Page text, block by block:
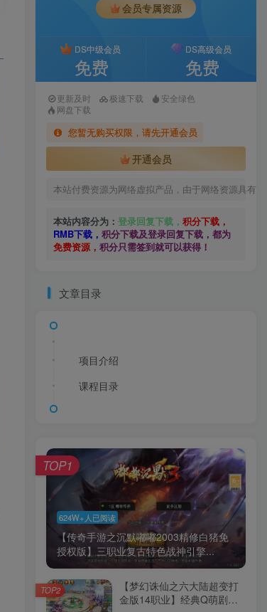
会员专属资源
DS中级会员
免费
DS高级会员
免费
更新及时 极速下载
安全绿色
网盘下载
您暂无购买权限，请先开通会员
开通会员
本站付费资源为网络虚拟产品，由于网络资源具有
本站内容分为： 登录回复下载， 积分下载，
RMB下载， 积分下载及登录回复下载，都为
免费资源， 积分只需签到就可以获得！
文章目录
项目介绍
课程目录
624W+人已阅读
【传奇手游之沉默嘟嘟2003精修白猪免
授权版】三职业复古特色战神引擎...
TOP1
【梦幻诛仙之六大陆超变打
金版14职业】经典Q萌剧情
TOP2